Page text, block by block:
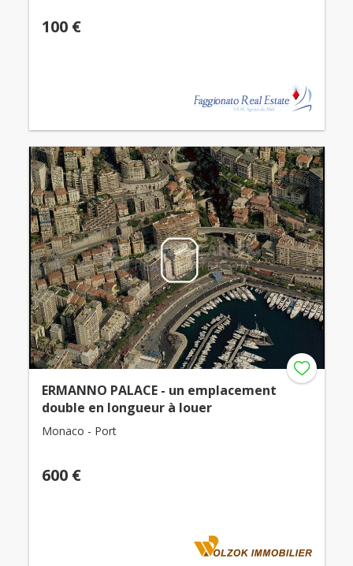
100 €
ERMANNO PALACE - un emplacement
double en longueur à louer
Monaco - Port
600 €